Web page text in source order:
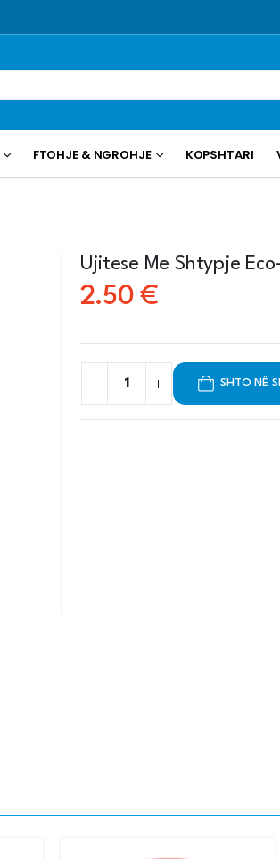
FTOHJE & NGROHJE KOPSHTARI
Ujitese Me Shtypje
2.50€
SHTO NË